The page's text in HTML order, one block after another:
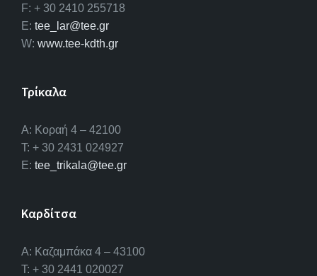
F: + 30 2410 255718
E: tee_lar@tee.gr
W: www.tee-kdth.gr
Τρίκαλα
Α: Κοραή 4 – 42100
T: + 30 2431 024927
E: tee_trikala@tee.gr
Καρδίτσα
Α: Καζαμπάκα 4 – 43100
T: + 30 2441 020027